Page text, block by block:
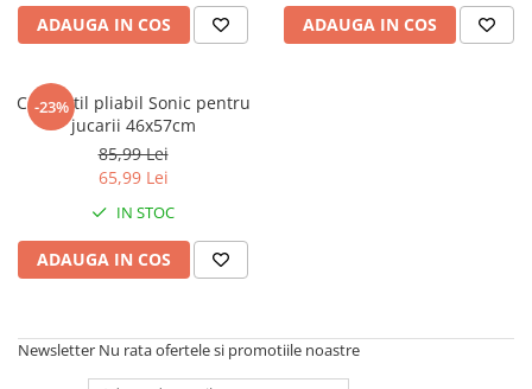
Planes
EplusM
Tom & Jerry
Transformers
Arditex
Top Wings
Incaltaminte baieti
Ghete si cizme baieti
Pantofi baieti
Papuci si slapi baieti
Sandale baieti
Nasa
Kids Euroswan
Rainbow High
Garfield
Ben 10
Nightmare before Christmas
EplusM
Arditex
ADAUGA IN COS ADAUGA IN COS
-23%
Cos textil pliabil Sonic pentru
jucarii 46x57cm
85,99 Lei
65,99 Lei
IN STOC
ADAUGA IN COS
Newsletter Nu rata ofertele si promotiile noastre